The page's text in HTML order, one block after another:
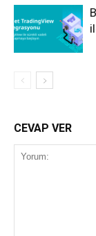
CEVAP VER